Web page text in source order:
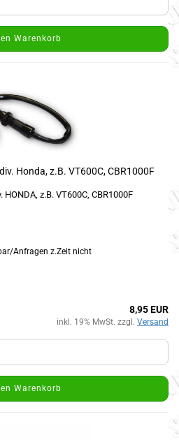
Warenkorb
Honda, z.B. VT600C, CBR1000F
z.B. VT600C, CBR1000F
z.Zeit nicht
8,95 EUR
inkl. 19% MwSt. zzgl. Versand
Warenkorb